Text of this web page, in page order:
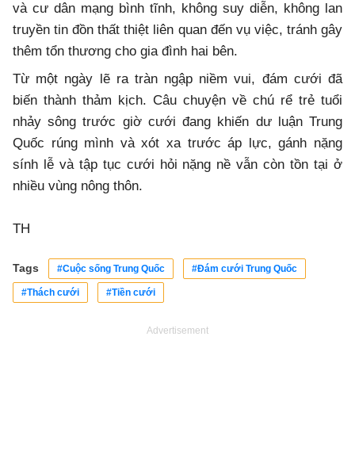
và cư dân mạng bình tĩnh, không suy diễn, không lan
truyền tin đồn thất thiệt liên quan đến vụ việc, tránh gây
thêm tổn thương cho gia đình hai bên.
Từ một ngày lẽ ra tràn ngập niềm vui, đám cưới đã
biến thành thảm kịch. Câu chuyện về chú rể trẻ tuổi
nhảy sông trước giờ cưới đang khiến dư luận Trung
Quốc rúng mình và xót xa trước áp lực, gánh nặng
sính lễ và tập tục cưới hỏi nặng nề vẫn còn tồn tại ở
nhiều vùng nông thôn.
TH
Tags #Cuộc sống Trung Quốc #Đám cưới Trung Quốc
#Thách cưới #Tiền cưới
Advertisement